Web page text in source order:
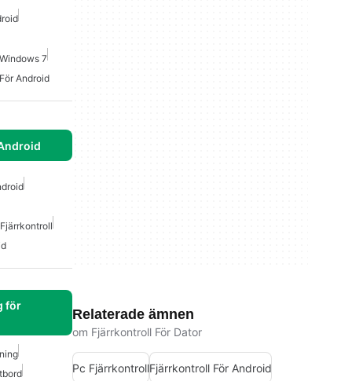
7
Android
för
Relaterade ämnen
om Fjärrkontroll För Dator
Pc FjärrkontrollFjärrkontroll För Android